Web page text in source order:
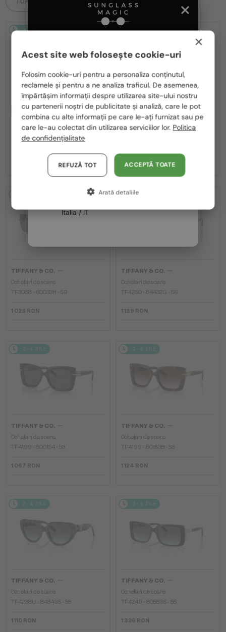
2-4 ZILE -5%
CU LENTILĂ MONOFOCALĂ PLUS
330 RON
TIFFANY & CO.—Cadru optic
TF2272U - 8420 - 52
966 RON
2-4 ZILE
TIFFANY & CO. —
Ochelari de soare
TF3114 - 600325 - 59
1 182 RON
TIFFANY & CO.
Ochelari de soare
TF3088 - 60033H - 59
1 023 RON
2-4 ZILE
TIFFANY & CO.
Ochelari de soare
TF4250 - 84432G - 56
1 139 RON
2-4 ZILE
TIFFANY & CO.
Ochelari de soare
TF4199 - 8001S4 - 53
1 067 RON
2-4 ZILE
TIFFANY & CO.
Ochelari de soare
TF4199 - 80153B - 53
1 124 RON
2-4 ZILE
TIFFANY & CO.
Ochelari de soare
TF4238U - 84349S - 55
1 110 RON
2-4 ZILE
TIFFANY & CO.
Ochelari de soare
TF4249 - 80559S - 55
1 326 RON
România / RO
Polska / PL
Magyarország / HU
United Arab Emirates / EN
Austria / AT
Germania / DE
Franța / FR
Italia / IT
×
Acest site web folosește cookie-uri
Folosim cookie-uri pentru a personaliza conținutul,
reclamele și pentru a ne analiza traficul. De asemenea,
împărtășim informații despre utilizarea site-ului nostru
cu partenerii noștri de publicitate și analiză, care le pot
combina cu alte informații pe care le-ați furnizat sau pe
care le-au colectat din utilizarea serviciilor lor. Politica
de confidențialitate
ACCEPTĂ TOATE
REFUZĂ TOT
Arată detaliile